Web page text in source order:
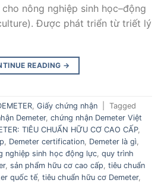
nông nghiệp sinh học–động
Được phát triển từ triết lý
READING →
, Giấy chứng nhận
Tagged
Demeter, chứng nhận Demeter Việt
TIÊU CHUẨN HỮU CƠ CAO CẤP,
, Demeter certification, Demeter là gì,
nghiệp sinh học động lực, quy trình
, sản phẩm hữu cơ cao cấp, tiêu chuẩn
quốc tế, tiêu chuẩn hữu cơ Demeter,